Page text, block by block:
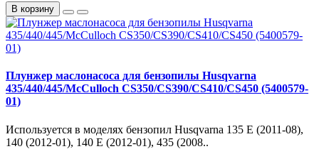
В корзину
Плунжер маслонасоса для бензопилы Husqvarna
435/440/445/McCulloch CS350/CS390/CS410/CS450 (5400579-
01)
Используется в моделях бензопил Husqvarna 135 E (2011-08),
140 (2012-01), 140 E (2012-01), 435 (2008..